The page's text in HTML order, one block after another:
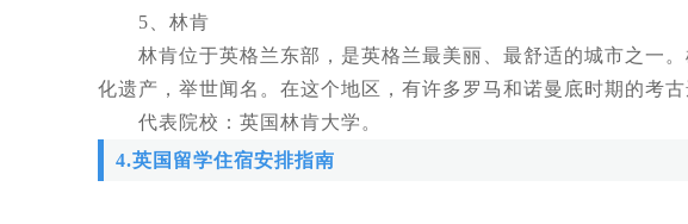
5、林肯
林肯位于英格兰东部，是英格兰最美丽、最舒适的城市之一。
化遗产，举世闻名。在这个地区，有许多罗马和诺曼底时期的考
代表院校：英国林肯大学。
4.英国留学住宿安排指南